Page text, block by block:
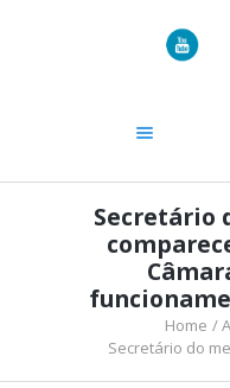
Secretário
Home
Secretário do